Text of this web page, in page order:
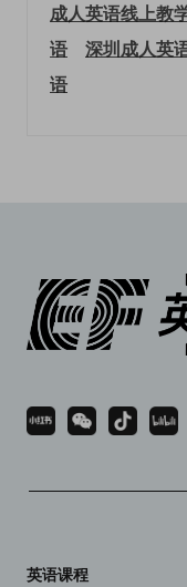
成人英语线上教
语
深圳成人英
语
英语课程